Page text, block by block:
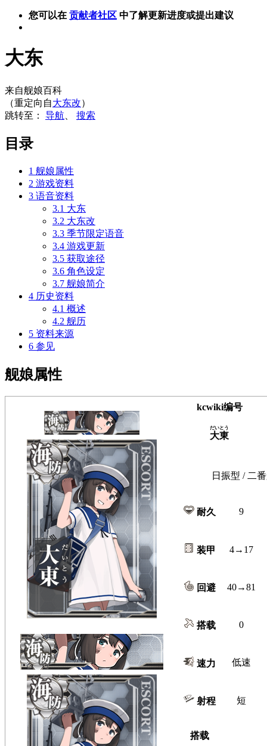
您可以在 贡献者社区 中了解更新进度或提出建议
大东
来自舰娘百科
（重定向自大东改）
跳转至： 导航 搜索
目录
1 舰娘属性
2 游戏资料
3 语音资料
3.1 大东
3.2 大东改
3.3 季节限定语音
3.4 游戏更新
3.5 获取途径
3.6 角色设定
3.7 舰娘简介
4 历史资料
4.1 概述
4.2 舰历
5 资料来源
6 参见
舰娘属性
kcwiki编号
大東
だいとう
日振型 / 二
耐久 9
装甲 4→17
回避 40→81
搭载 0
速力 低速
射程 短
搭载